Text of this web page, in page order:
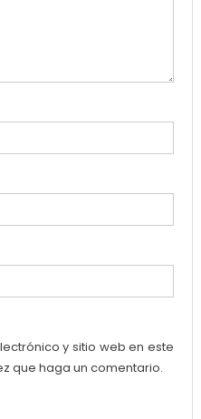
y sitio web en este
que haga un comentario.